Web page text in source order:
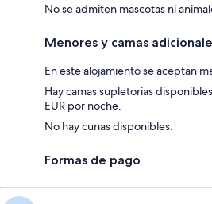
No se admiten mascotas ni
Menores y camas
En este alojamiento se aceptan
Hay camas supletorias
EUR por noche.
No hay cunas disponibles.
Formas de pago